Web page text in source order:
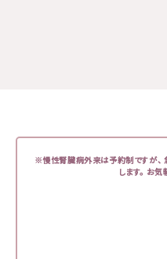
※慢性腎臓病外来は予約制ですが、
します。 お気